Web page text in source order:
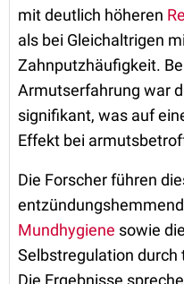
mit deutlich höheren
als bei Gleichaltrigen
Zahnputzhäufigkeit.
Armutserfahrung war
signifikant, was auf
Effekt bei
Die Forscher führen
Mundhygiene sowie
Selbstregulation durch
Die Ergebnisse